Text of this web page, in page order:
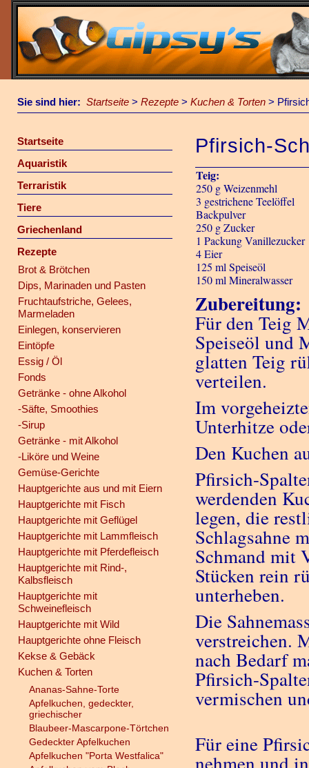
Sie sind hier: Startseite > Rezepte > Kuchen & Torten >
Startseite
Aquaristik
Terraristik
Tiere
Griechenland
Rezepte
Brot & Brötchen
Dips, Marinaden und Pasten
Fruchtaufstriche, Gelees,
Marmeladen
Einlegen, konservieren
Eintöpfe
Essig / Öl
Fonds
Getränke - ohne Alkohol
-Säfte, Smoothies
-Sirup
Getränke - mit Alkohol
-Liköre und Weine
Gemüse-Gerichte
Hauptgerichte aus und mit Eiern
Hauptgerichte mit Fisch
Hauptgerichte mit Geflügel
Hauptgerichte mit Lammfleisch
Hauptgerichte mit Pferdefleisch
Hauptgerichte mit Rind-,
Kalbsfleisch
Hauptgerichte mit
Schweinefleisch
Hauptgerichte mit Wild
Hauptgerichte ohne Fleisch
Kekse & Gebäck
Kuchen & Torten
Ananas-Sahne-Torte
Apfelkuchen, gedeckter,
griechischer
Blaubeer-Mascarpone-Törtchen
Gedeckter Apfelkuchen
Apfelkuchen "Porta Westfalica"
Pfirsich-
Teig:
250 g Weizenmehl
3 gestrichene Teelöffel
Backpulver
250 g Zucker
1 Packung Vanillezucker
4 Eier
125 ml Speiseöl
150 ml Mineralwasser
Zubereitung:
Für den Teig
Speiseöl und
glatten Teig
verteilen.
Im
Unterhitze
Den Kuchen
Pfirsich-
werdenden
legen, die
Schlagsahne
Schmand mit
Stücken rein
unterheben.
Die
verstreichen.
nach Bedarf
Pfirsich-
vermischen
Für eine